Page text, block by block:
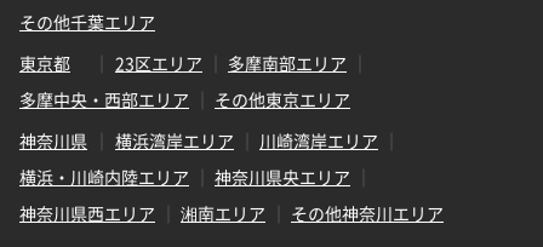
その他千葉エリア
東京都
23区エリア
多摩南部エリア
多摩中央・西部エリア
その他東京エリア
神奈川県
横浜湾岸エリア
川崎湾岸エリア
横浜・川崎内陸エリア
神奈川県央エリア
神奈川県西エリア
湘南エリア その他神奈川エリア